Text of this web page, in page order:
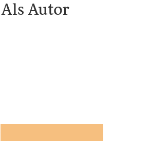
Als Autor